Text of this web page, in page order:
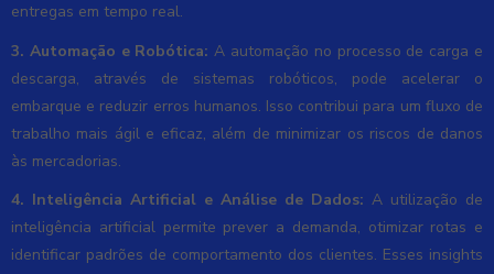
entregas em tempo real.
3. Automação e Robótica: A automação no processo de carga e
descarga, através de sistemas robóticos, pode acelerar o
embarque e reduzir erros humanos. Isso contribui para um fluxo de
trabalho mais ágil e eficaz, além de minimizar os riscos de danos
às mercadorias.
4. Inteligência Artificial e Análise de Dados: A utilização de
inteligência artificial permite prever a demanda, otimizar rotas e
identificar padrões de comportamento dos clientes. Esses insights